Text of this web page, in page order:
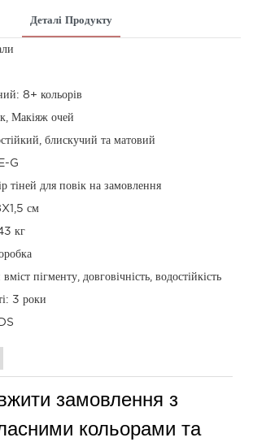
Деталі Продукту
8+ кольорів
Макіяж очей
блискучий та матовий
G
тіней для повік на замовлення
см
кг
пігменту, довговічність, водостійкість
3 роки
замовлення з
кольорами та